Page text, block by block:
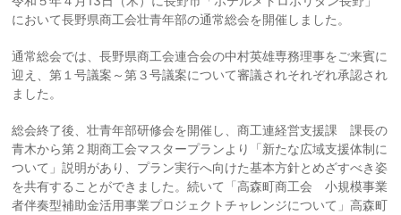
において長野県商工会壮青年部の通常総会を開催しました。
通常総会では、長野県商工会連合会の中村英雄専務理事をご来賓に
迎え、第１号議案～第３号議案について審議されそれぞれ承認され
ました。
総会終了後、壮青年部研修会を開催し、商工連経営支援課 課長の
青木から第２期商工会マスタープランより「新たな広域支援体制に
ついて」説明があり、プラン実行へ向けた基本方針とめざすべき姿
を共有することができました。続いて「高森町商工会 小規模事業
者伴奏型補助金活用事業プロジェクトチャレンジについて」高森町